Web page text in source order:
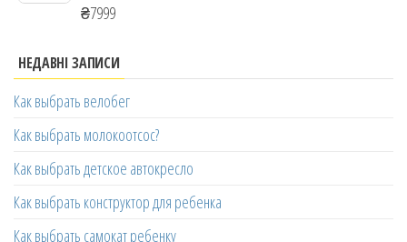
₴7999
НЕДАВНІ ЗАПИСИ
Как выбрать велобег
Как выбрать молокоотсос?
Как выбрать детское автокресло
Как выбрать конструктор для ребенка
Как выбрать самокат ребенку